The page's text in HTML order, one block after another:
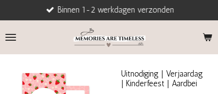
direct
naar
Binnen 1-2 werkdagen verzonden
Uitnodiging | Verjaardag
| Kinderfeest | Aardbei